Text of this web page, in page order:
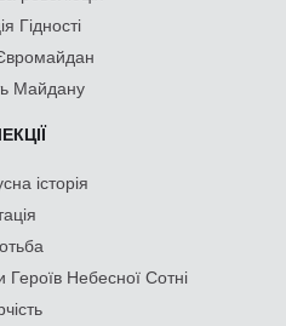
Гідності
Майдану
історія
Небесної Сотні